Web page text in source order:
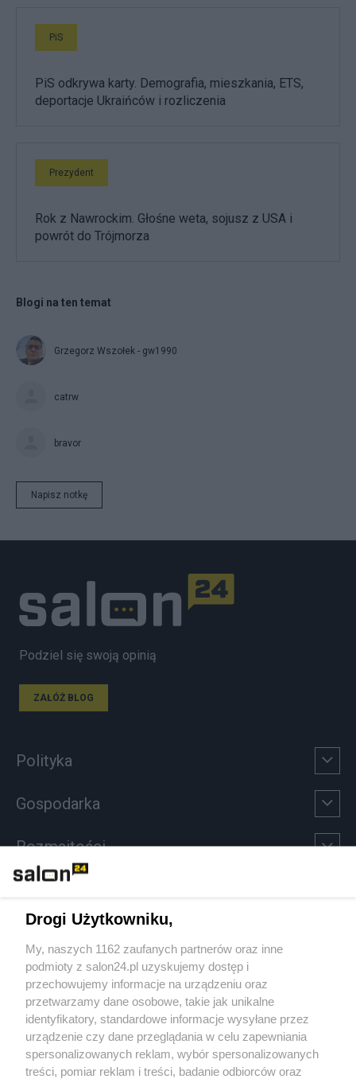
PiS
PiS odkrywa karty. Demografia, mieszkania, ETS,
deportacje Ukraińców i rozliczenia
Prezydent
Rok z Nawrockim. Głośne weta, sojusz z USA i
powrót do Trójmorza
Blogi na ten temat
Grzegorz Wszołek - gw1990
catrw
bravor
Napisz notkę
Podziel się swoją opinią
ZAŁÓŻ BLOG
Polityka
Gospodarka
Rozmaitości
Sport
Społeczeństwo
Kultura
Drogi Użytkowniku,
My, naszych 1162 zaufanych partnerów oraz inne
podmioty z salon24.pl uzyskujemy dostęp i
przechowujemy informacje na urządzeniu oraz
przetwarzamy dane osobowe, takie jak unikalne
identyfikatory, standardowe informacje wysyłane przez
urządzenie czy dane przeglądania w celu zapewniania
spersonalizowanych reklam, wybór spersonalizowanych
treści, pomiar reklam i treści, badanie odbiorców oraz